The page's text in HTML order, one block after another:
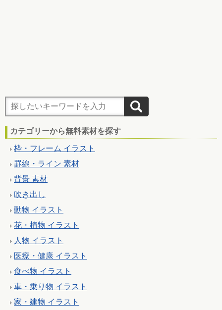
カテゴリーから無料素材を探す
枠・フレーム イラスト
罫線・ライン 素材
背景 素材
吹き出し
動物 イラスト
花・植物 イラスト
人物 イラスト
医療・健康 イラスト
食べ物 イラスト
車・乗り物 イラスト
家・建物 イラスト